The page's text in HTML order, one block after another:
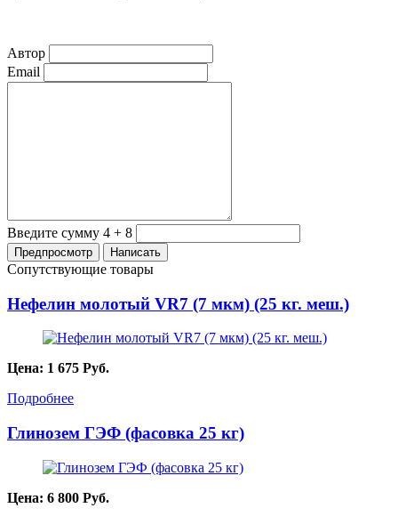
Автор
Email
Введите сумму 4 + 8
Сопутствующие товары
Нефелин молотый VR7 (7 мкм) (25 кг. меш.)
Цена: 1 675 Руб.
Подробнее
Глинозем ГЭФ (фасовка 25 кг)
Цена: 6 800 Руб.